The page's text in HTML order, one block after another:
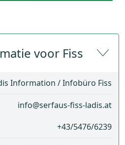
voor Fiss
Information / Infobüro Fiss
info@serfaus-fiss-ladis.at
+43/5476/6239